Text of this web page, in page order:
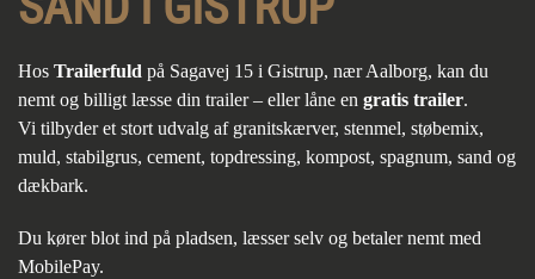
Hos Trailerfuld på Sagavej 15 i Gistrup, nær Aalborg, kan du
nemt og billigt læsse din trailer – eller låne en gratis trailer.
Vi tilbyder et stort udvalg af granitskærver, stenmel, støbemix,
muld, stabilgrus, cement, topdressing, kompost, spagnum, sand og
dækbark.
Du kører blot ind på pladsen, læsser selv og betaler nemt med
MobilePay.